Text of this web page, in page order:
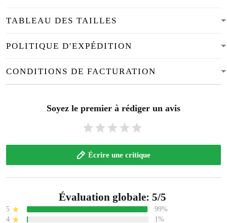
TABLEAU DES TAILLES
POLITIQUE D'EXPÉDITION
CONDITIONS DE FACTURATION
Soyez le premier à rédiger un avis
Écrire une critique
Évaluation globale: 5/5
5
99%
4
1%